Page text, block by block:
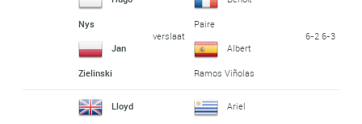
Nys
Jan
Zielinski
verslaat
Paire
Albert
Ramos Viñolas
6-2 6-3
Lloyd Ariel